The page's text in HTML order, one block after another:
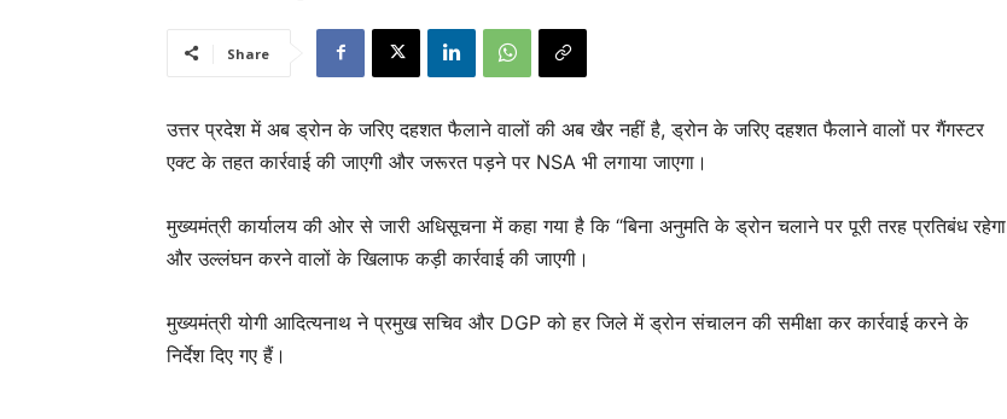
Share
उत्तर प्रदेश में अब ड्रोन के जरिए दहशत फैलाने वालों की अब खैर नहीं है, ड्रोन के जरिए दहशत फैलाने वालों पर गैंगस्टर
एक्ट के तहत कार्रवाई की जाएगी और जरूरत पड़ने पर NSA भी लगाया जाएगा।
मुख्यमंत्री कार्यालय की ओर से जारी अधिसूचना में कहा गया है कि “बिना अनुमति के ड्रोन चलाने पर पूरी तरह प्रतिबंध रहेगा
और उल्लंघन करने वालों के खिलाफ कड़ी कार्रवाई की जाएगी।
मुख्यमंत्री योगी आदित्यनाथ ने प्रमुख सचिव और DGP को हर जिले में ड्रोन संचालन की समीक्षा कर कार्रवाई करने के
निर्देश दिए गए हैं।